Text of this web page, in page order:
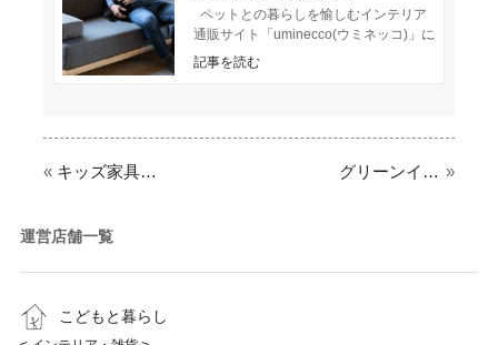
ペットとの暮らしを愉しむインテリア
通販サイト「uminecco(ウミネッコ)」に
て、 家具ブランド「SIEVE」がプロ
記事を読む
« キッズ家具・雑貨の通販サイト「こどもと暮らし」が、2024年度版のオリジナルランドセルの展示・販売を期間限定で全国各地で開催。 グリーンインテリアアイテムを揃えた通販サイト「Nester（ネスター）」がオープンしました。 »
運営店舗一覧
こどもと暮らし